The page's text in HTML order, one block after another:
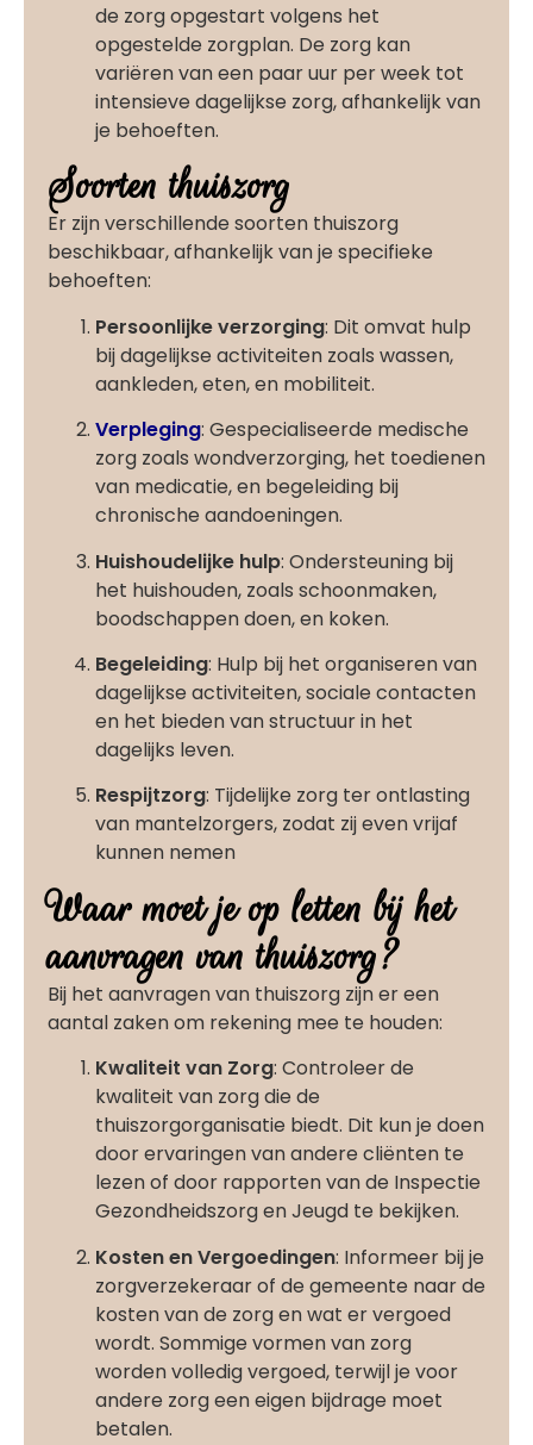
de zorg opgestart volgens het
opgestelde zorgplan. De zorg kan
variëren van een paar uur per week tot
intensieve dagelijkse zorg, afhankelijk van
je behoeften.
Soorten thuiszorg
Er zijn verschillende soorten thuiszorg
beschikbaar, afhankelijk van je specifieke
behoeften:
Persoonlijke verzorging: Dit omvat hulp
bij dagelijkse activiteiten zoals wassen,
aankleden, eten, en mobiliteit.
Verpleging: Gespecialiseerde medische
zorg zoals wondverzorging, het toedienen
van medicatie, en begeleiding bij
chronische aandoeningen.
Huishoudelijke hulp: Ondersteuning bij
het huishouden, zoals schoonmaken,
boodschappen doen, en koken.
Begeleiding: Hulp bij het organiseren van
dagelijkse activiteiten, sociale contacten
en het bieden van structuur in het
dagelijks leven.
Respijtzorg: Tijdelijke zorg ter ontlasting
van mantelzorgers, zodat zij even vrijaf
kunnen nemen
Waar moet je op letten bij het
aanvragen van thuiszorg?
Bij het aanvragen van thuiszorg zijn er een
aantal zaken om rekening mee te houden:
Kwaliteit van Zorg: Controleer de
kwaliteit van zorg die de
thuiszorgorganisatie biedt. Dit kun je doen
door ervaringen van andere cliënten te
lezen of door rapporten van de Inspectie
Gezondheidszorg en Jeugd te bekijken.
Kosten en Vergoedingen: Informeer bij je
zorgverzekeraar of de gemeente naar de
kosten van de zorg en wat er vergoed
wordt. Sommige vormen van zorg
worden volledig vergoed, terwijl je voor
andere zorg een eigen bijdrage moet
betalen.